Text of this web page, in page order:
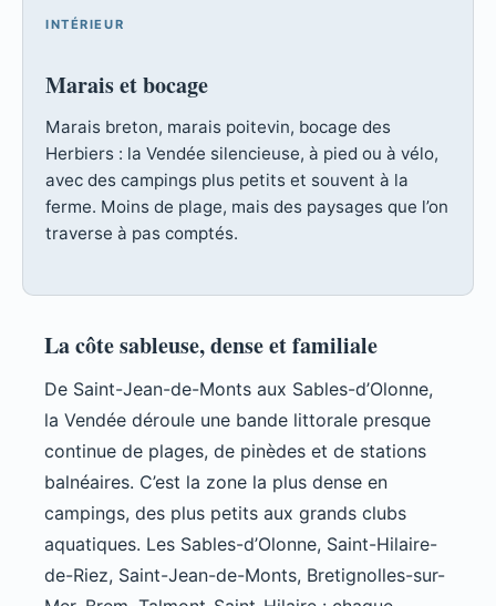
INTÉRIEUR
Marais et bocage
Marais breton, marais poitevin, bocage des
Herbiers : la Vendée silencieuse, à pied ou à vélo,
avec des campings plus petits et souvent à la
ferme. Moins de plage, mais des paysages que l’on
traverse à pas comptés.
La côte sableuse, dense et familiale
De Saint-Jean-de-Monts aux Sables-d’Olonne,
la Vendée déroule une bande littorale presque
continue de plages, de pinèdes et de stations
balnéaires. C’est la zone la plus dense en
campings, des plus petits aux grands clubs
aquatiques. Les Sables-d’Olonne, Saint-Hilaire-
de-Riez, Saint-Jean-de-Monts, Bretignolles-sur-